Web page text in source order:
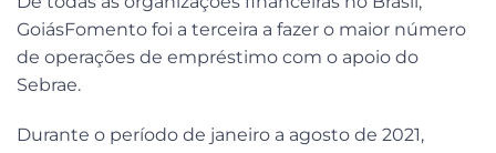
GoiásFomento foi a terceira a fazer o maior número
de operações de empréstimo com o apoio do
Sebrae.
Durante o período de janeiro a agosto de 2021,